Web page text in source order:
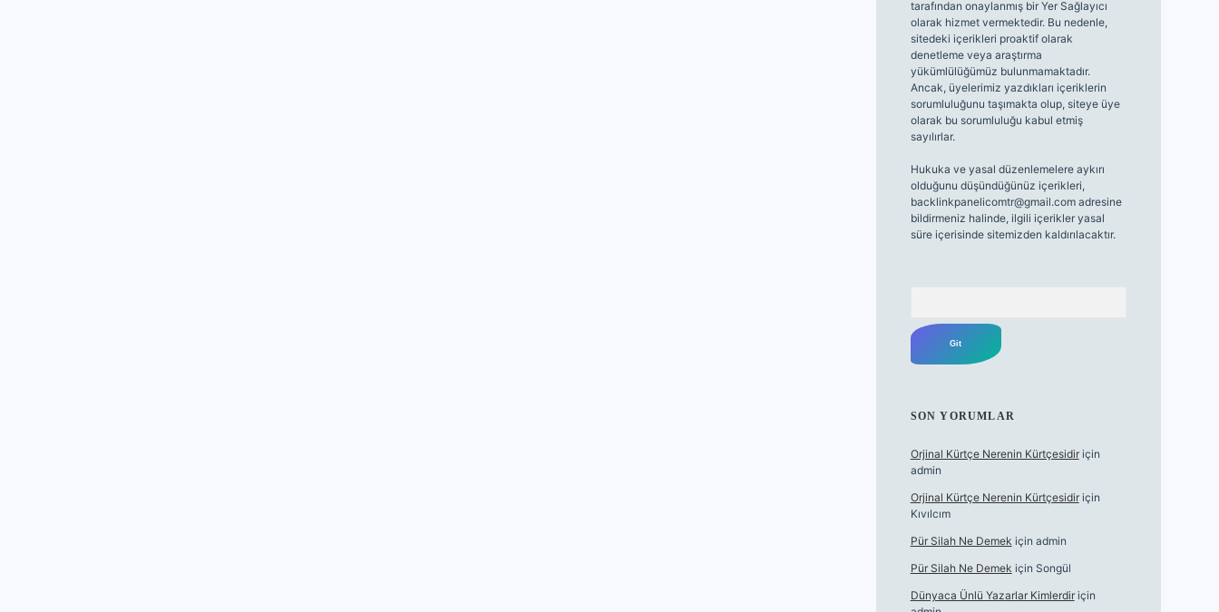
tarafından onaylanmış bir Yer Sağlayıcı
olarak hizmet vermektedir. Bu nedenle,
sitedeki içerikleri proaktif olarak
denetleme veya araştırma
yükümlülüğümüz bulunmamaktadır.
Ancak, üyelerimiz yazdıkları içeriklerin
sorumluluğunu taşımakta olup, siteye üye
olarak bu sorumluluğu kabul etmiş
sayılırlar.
Hukuka ve yasal düzenlemelere aykırı
olduğunu düşündüğünüz içerikleri,
backlinkpanelicomtr@gmail.comadresine
bildirmeniz halinde, ilgili içerikler yasal
süre içerisinde sitemizden kaldırılacaktır.
SON YORUMLAR
Orjinal Kürtçe Nerenin Kürtçesidiriçin
admin
Orjinal Kürtçe Nerenin Kürtçesidiriçin
Kıvılcım
Pür Silah Ne Demek için admin
Pür Silah Ne Demek için Songül
Dünyaca Ünlü Yazarlar Kimlerdiriçin